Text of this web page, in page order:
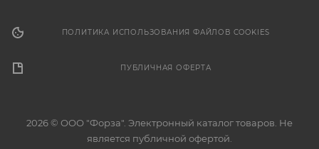
ПОЛИТИКА ИСПОЛЬЗОВАНИЯ ФАЙЛОВ COOKIES
ПУБЛИЧНАЯ ОФЕРТА
2026 © ООО "Форза". Электронный каталог товаров. Не
является публичной офертой.